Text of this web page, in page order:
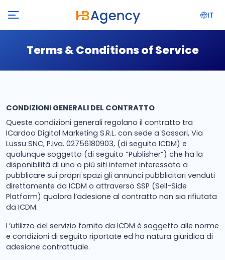
IT
Terms & Conditions of Service
CONDIZIONI GENERALI DEL CONTRATTO
Queste condizioni generali regolano il contratto tra
ICardoo Digital Marketing S.R.L. con sede a Sassari, Via
Lussu SNC, P.Iva. 02756180903, (di seguito ICDM) e
qualunque soggetto (di seguito “Publisher”) che ha la
disponibilità di uno o più siti internet interessato a
pubblicare sui propri spazi gli annunci pubblicitari venduti
direttamente da ICDM o attraverso SSP (Sell-Side
Platform) qualora l’adesione al contratto non sia rifiutata
da ICDM.
L’utilizzo del servizio fornito da ICDM è soggetto alle norme
e condizioni di seguito riportate ed ha natura giuridica di
adesione contrattuale.